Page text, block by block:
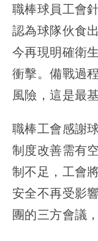
職棒球員工會
認為球隊伙食
今再現明確衛
衝擊。備戰過
風險，這是最
職棒工會感謝
制度改善需有
制不足，工會
安全不再受影
團的三方會議